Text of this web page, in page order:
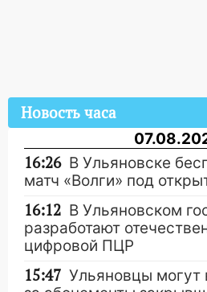
Новость часа
16:26 В Ульяновске
матч «Волги» под
16:12 В Ульяновском
разработают
цифровой ПЦР
15:47 Ульяновцы могут